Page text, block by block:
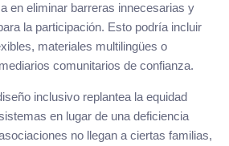
en eliminar barreras innecesarias y
la participación. Esto podría incluir
materiales multilingües o
comunitarios de confianza.
inclusivo replantea la equidad
en lugar de una deficiencia
no llegan a ciertas familias,